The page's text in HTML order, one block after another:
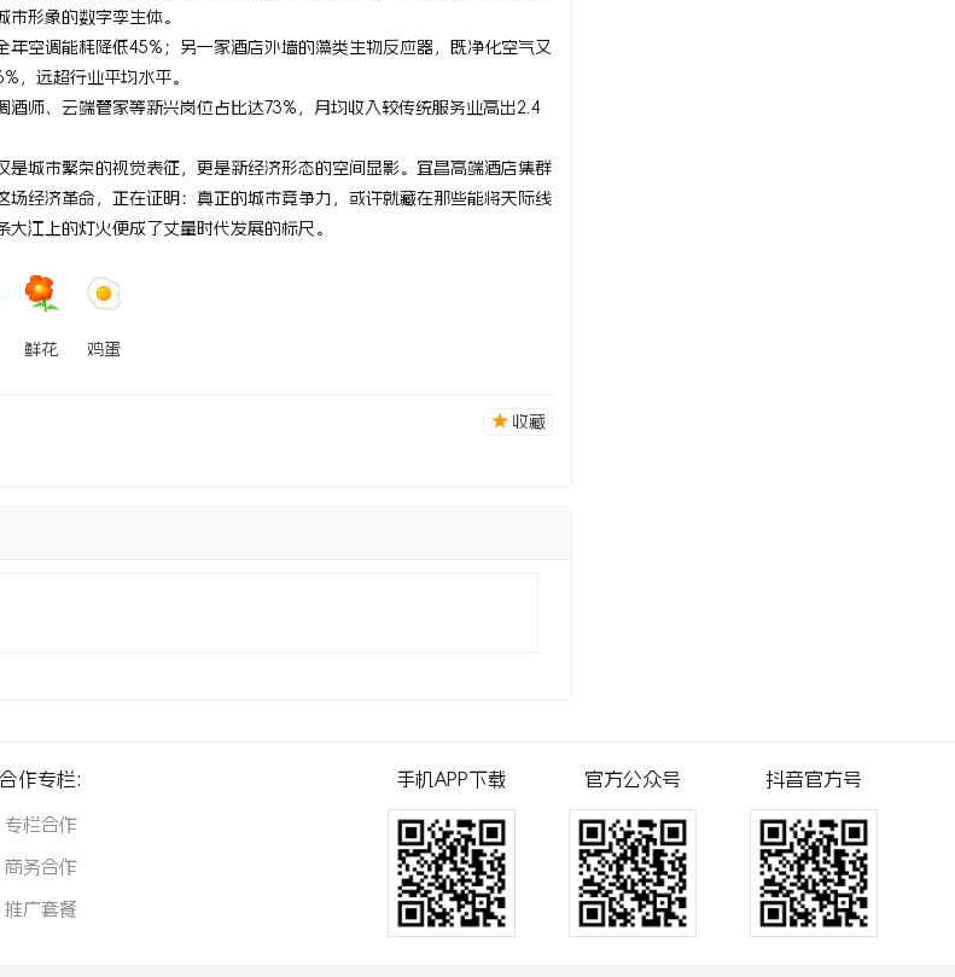
形象的数字孪生体。
空调能耗降低45%；另一家酒店外墙的藻类生物反应器，既净化空气又
，远超行业平均水平。
师、云端管家等新兴岗位占比达73%，月均收入较传统服务业高出2.4
城市繁荣的视觉表征，更是新经济形态的空间显影。宜昌高端酒店集群
经济革命，正在证明：真正的城市竞争力，或许就藏在那些能将天际线
江上的灯火便成了丈量时代发展的标尺。
鲜花 鸡蛋
收藏
合作专栏:
专栏合作
商务合作
推广套餐
抖音官方号
官方公众号
手机APP下载